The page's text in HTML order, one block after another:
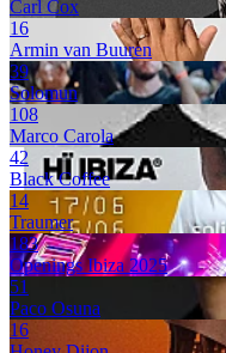
Carl Cox
16
Armin van Buuren
39
Solomun
108
Marco Carola
42
Black Coffee
14
Traumer
183
Openings Ibiza 2025
51
Paco Osuna
16